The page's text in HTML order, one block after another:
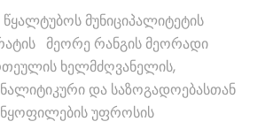
მუნიციპალიტეტის
მეორე რანგის მეორადი
ხელმძღვანელის,
და საზოგადოებასთან
უფროსის